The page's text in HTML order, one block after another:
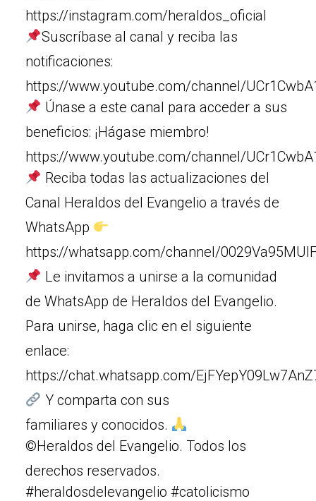
https://instagram.com/heraldos_oficial
Suscríbase al canal y reciba las
notificaciones:
https://www.youtube.com/channel/
Únase a este canal para acceder a sus
beneficios: ¡Hágase miembro!
https://www.youtube.com/channel/
Reciba todas las actualizaciones del
Canal Heraldos del Evangelio a través de
WhatsApp
https://whatsapp.com/channel/
Le invitamos a unirse a la comunidad
de WhatsApp de Heraldos del Evangelio.
Para unirse, haga clic en el siguiente
enlace:
https://chat.whatsapp.com/
Y comparta con sus
familiares y conocidos.
©Heraldos del Evangelio. Todos los
derechos reservados.
#heraldosdelevangelio #catolicismo